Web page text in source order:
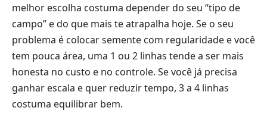
melhor escolha costuma depender do seu “tipo de
campo” e do que mais te atrapalha hoje. Se o seu
problema é colocar semente com regularidade e você
tem pouca área, uma 1 ou 2 linhas tende a ser mais
honesta no custo e no controle. Se você já precisa
ganhar escala e quer reduzir tempo, 3 a 4 linhas
costuma equilibrar bem.